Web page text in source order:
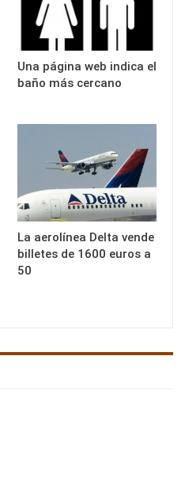
Una página web indica el
baño más cercano
La aerolínea Delta vende
billetes de 1600 euros a
50